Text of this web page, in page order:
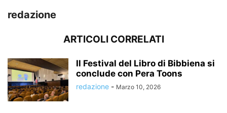
redazione
ARTICOLI CORRELATI
Il Festival del Libro di Bibbiena si
conclude con Pera Toons
redazione - Marzo 10, 2026